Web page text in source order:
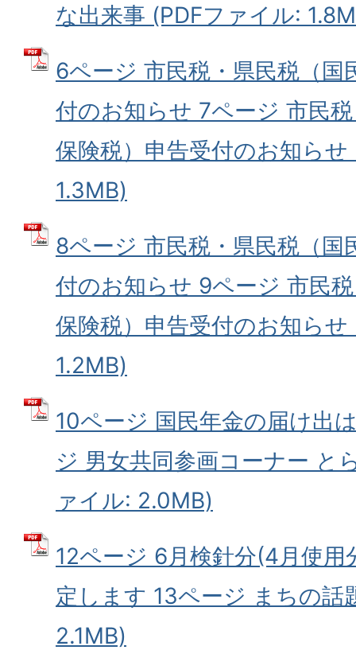
な出来事 (PDFファイル:
6ページ 市民税・県民税（国
付のお知らせ 7ページ 市民
保険税）申告受付のお知ら
1.3MB)
8ページ 市民税・県民税（国
付のお知らせ 9ページ 市民
保険税）申告受付のお知ら
1.2MB)
10ページ 国民年金の届け出
ジ 男女共同参画コーナー と
ァイル: 2.0MB)
12ページ 6月検針分(4月使用
定します 13ページ まちの話
2.1MB)